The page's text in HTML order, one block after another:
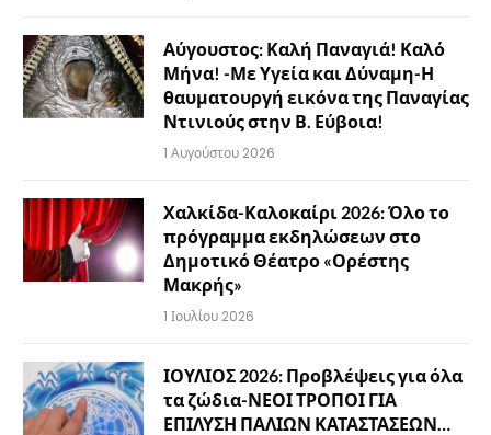
Αύγουστος: Καλή Παναγιά! Καλό
Μήνα! -Με Υγεία και Δύναμη-Η
θαυματουργή εικόνα της Παναγίας
Ντινιούς στην Β. Εύβοια!
1 Αυγούστου 2026
Χαλκίδα-Καλοκαίρι 2026: Όλο το
πρόγραμμα εκδηλώσεων στο
Δημοτικό Θέατρο «Ορέστης
Μακρής»
1 Ιουλίου 2026
ΙΟΥΛΙΟΣ 2026: Προβλέψεις για όλα
τα ζώδια-ΝΕΟΙ ΤΡΟΠΟΙ ΓΙΑ
ΕΠΙΛΥΣΗ ΠΑΛΙΩΝ ΚΑΤΑΣΤΑΣΕΩΝ…